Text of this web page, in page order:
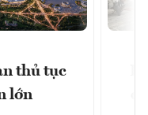
thủ tục
lớn